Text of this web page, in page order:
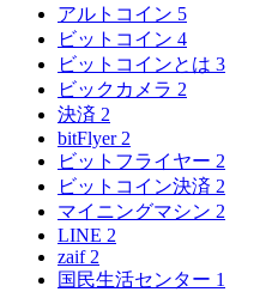
アルトコイン 5
ビットコイン 4
ビットコインとは 3
ビックカメラ 2
決済 2
bitFlyer 2
ビットフライヤー 2
ビットコイン決済 2
マイニングマシン 2
LINE 2
zaif 2
国民生活センター 1